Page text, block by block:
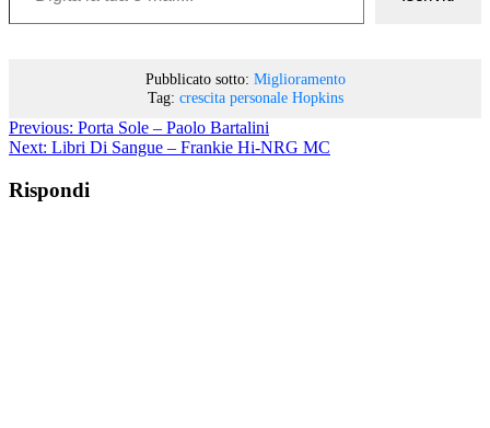
Pubblicato sotto: Miglioramento
Tag: crescita personale Hopkins
Previous: Porta Sole – Paolo Bartalini
Next: Libri Di Sangue – Frankie Hi-NRG MC
Rispondi